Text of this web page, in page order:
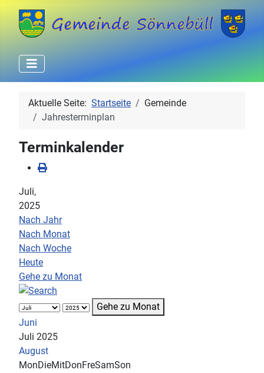
Aktuelle Seite: Startseite
Gemeinde
Jahresterminplan
Terminkalender
Juli,
2025
Nach Jahr
Nach Monat
Nach Woche
Heute
Gehe zu Monat
Gehe zu Monat
Juni
Juli 2025
August
MonDieMitDonFreSamSon